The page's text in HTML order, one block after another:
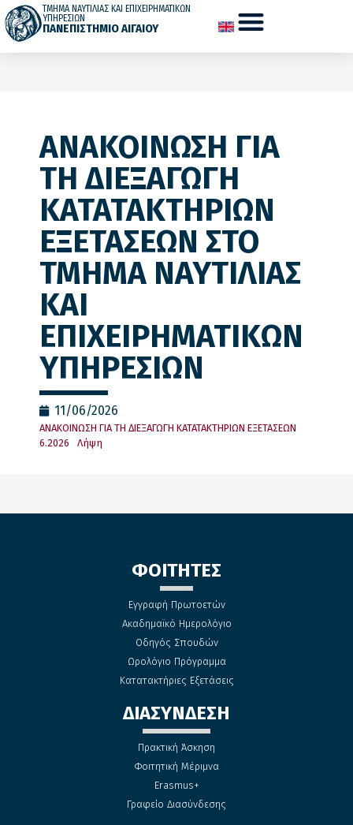
ΤΜΗΜΑ ΝΑΥΤΙΛΙΑΣ ΚΑΙ ΕΠΙΧΕΙΡΗΜΑΤΙΚΩΝ
ΥΠΗΡΕΣΙΩΝ
ΠΑΝΕΠΙΣΤΗΜΙΟ ΑΙΓΑΙΟΥ
ΑΝΑΚΟΙΝΩΣΗ ΓΙΑ
ΤΗ ΔΙΕΞΑΓΩΓΗ
ΚΑΤΑΤΑΚΤΗΡΙΩΝ
ΕΞΕΤΑΣΕΩΝ ΣΤΟ
ΤΜΗΜΑ ΝΑΥΤΙΛΙΑΣ
ΚΑΙ
ΕΠΙΧΕΙΡΗΜΑΤΙΚΩΝ
ΥΠΗΡΕΣΙΩΝ
11/06/2026
ΑΝΑΚΟΙΝΩΣΗ ΓΙΑ ΤΗ ΔΙΕΞΑΓΩΓΗ ΚΑΤΑΤΑΚΤΗΡΙΩΝ ΕΞΕΤΑΣΕΩΝ
6.2026
Λήψη
ΦΟΙΤΗΤΕΣ
Εγγραφή Πρωτοετών
Ακαδημαϊκό Ημερολόγιο
Οδηγός Σπουδών
Ωρολόγιο Πρόγραμμα
Κατατακτήριες Εξετάσεις
ΔΙΑΣΥΝΔΕΣΗ
Πρακτική Άσκηση
Φοιτητική Μέριμνα
Erasmus+
Γραφείο Διασύνδεσης